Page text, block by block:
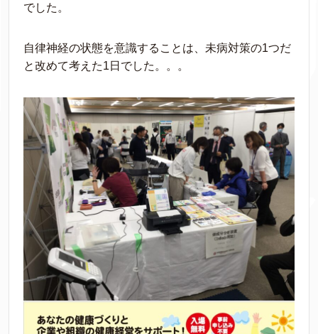
でした。
自律神経の状態を意識することは、未病対策の1つだ
と改めて考えた1日でした。。。